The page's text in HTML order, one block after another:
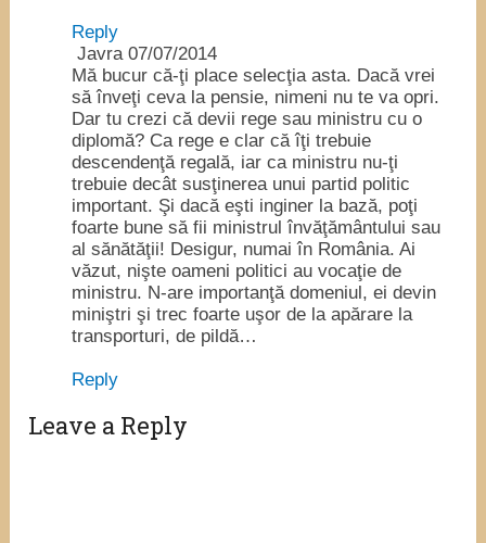
Reply
Javra 07/07/2014
Mă bucur că-ţi place selecţia asta. Dacă vrei
să înveţi ceva la pensie, nimeni nu te va opri.
Dar tu crezi că devii rege sau ministru cu o
diplomă? Ca rege e clar că îţi trebuie
descendenţă regală, iar ca ministru nu-ţi
trebuie decât susţinerea unui partid politic
important. Şi dacă eşti inginer la bază, poţi
foarte bune să fii ministrul învăţământului sau
al sănătăţii! Desigur, numai în România. Ai
văzut, nişte oameni politici au vocaţie de
ministru. N-are importanţă domeniul, ei devin
miniştri şi trec foarte uşor de la apărare la
transporturi, de pildă…
Reply
Leave a Reply